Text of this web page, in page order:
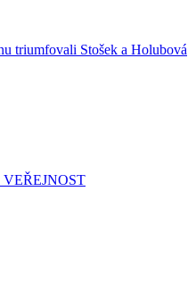
triumfovali Stošek a Holubová